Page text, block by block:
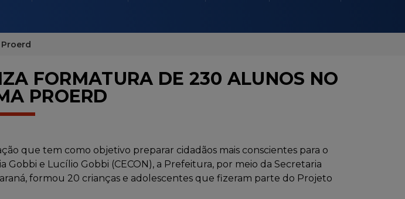
FORMATURA DE 230 ALUNOS NO
PROERD
que tem como objetivo preparar cidadãos mais conscientes para o
e Lucílio Gobbi (CECON), a Prefeitura, por meio da Secretaria
formou 20 crianças e adolescentes que fizeram parte do Projeto